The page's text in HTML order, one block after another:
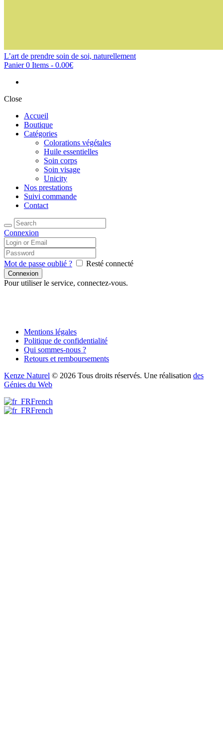
L’art de prendre soin de soi, naturellement
Panier 0 Items - 0.00€
Close
Accueil
Boutique
Catégories
Colorations végétales
Huile essentielles
Soin corps
Soin visage
Unicity
Nos prestations
Suivi commande
Contact
Connexion
Mot de passe oublié ? Resté connecté
Pour utiliser le service, connectez-vous.
Mentions légales
Politique de confidentialité
Qui sommes-nous ?
Retours et remboursements
Kenze Naturel © 2026 Tous droits réservés. Une réalisation des
Génies du Web
French
French